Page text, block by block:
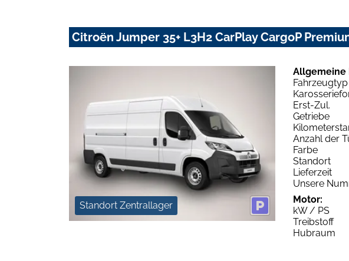
Citroën Jumper 35+ L3H2 CarPlay CargoP
Standort Zentrallager
Allgemeine
Fahrzeugtyp
Erst-Zul.
Getriebe
Anzahl der
Farbe
Standort
Lieferzeit
Unsere
Motor:
kW / PS
Treibstoff
Hubraum